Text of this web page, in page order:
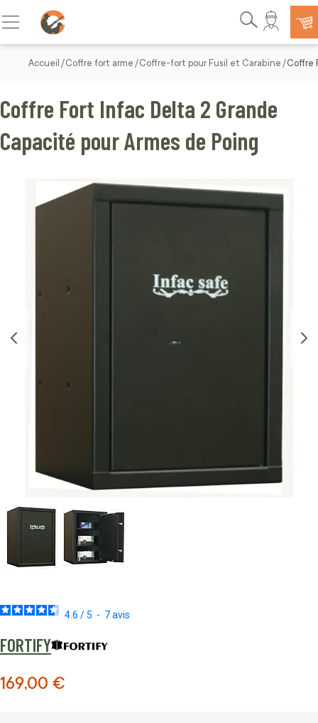
Allez au contenu
Basculer la navigation
Rechercher
Accueil Coffre fort arme Coffre-fort pour Fusil et Carabine Coffre
4.6 /5 - 7avis
FORTIFY
Coffre Fort Infac Delta 2 Grande
Capacité pour Armes de Poing
169,00 €